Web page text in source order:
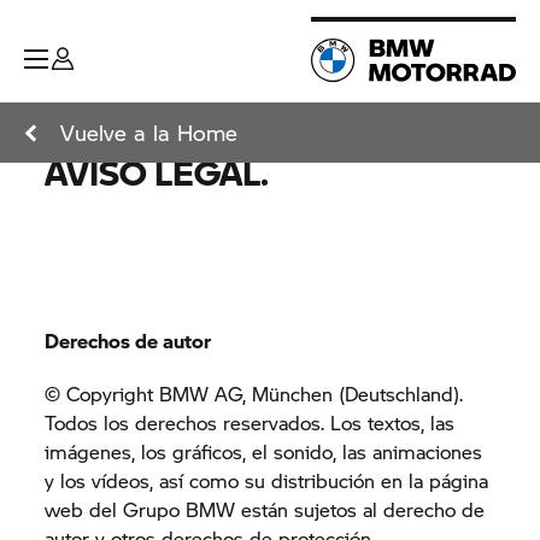
Vuelve a la Home
AVISO LEGAL.
Derechos de autor
© Copyright BMW AG, München (Deutschland).
Todos los derechos reservados. Los textos, las
imágenes, los gráficos, el sonido, las animaciones
y los vídeos, así como su distribución en la página
web del Grupo BMW están sujetos al derecho de